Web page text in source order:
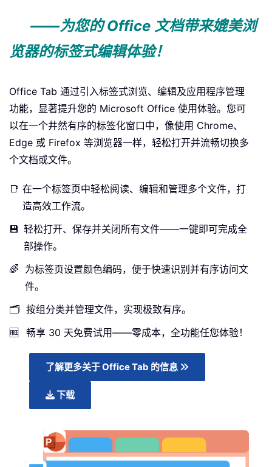
——为您的 Office 文档带来媲美浏
览器的标签式编辑体验！
Office Tab 通过引入标签式浏览、编辑及应用程序管理
功能，显著提升您的 Microsoft Office 使用体验。您可
以在一个井然有序的标签化窗口中，像使用 Chrome、
Edge 或 Firefox 等浏览器一样，轻松打开并流畅切换多
个文档或文件。
📑 在一个标签页中轻松阅读、编辑和管理多个文件，打
造高效工作流。
💾 轻松打开、保存并关闭所有文件——一键即可完成全
部操作。
🌈 为标签页设置颜色编码，便于快速识别并有序访问文
件。
🗂️ 按组分类并管理文件，实现极致有序。
🆓
畅享 30 天免费试用——零成本，全功能任您体验！
了解更多关于 Office Tab 的信息
下载